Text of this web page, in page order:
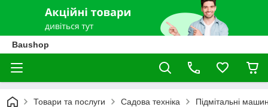
Baushop
Товари та послуги Садова техніка Підмітальні